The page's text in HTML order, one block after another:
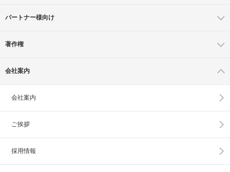
パートナー様向け
著作権
会社案内
会社案内
ご挨拶
採用情報